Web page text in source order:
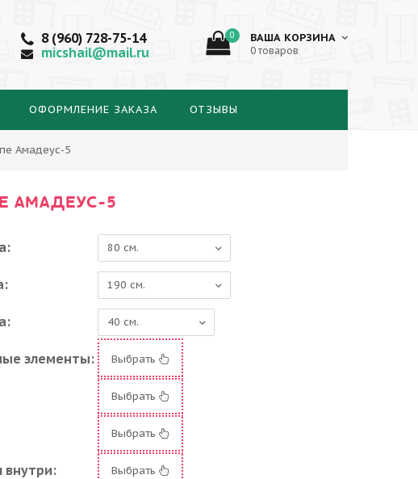
8 (960) 728-75-14
micshail@mail.ru
0 ВАША КОРЗИНА
0 товаров
ОФОРМЛЕНИЕ ЗАКАЗА ОТЗЫВЫ
Амадеус-5
АМАДЕУС-5
элементы: Выбрать
Выбрать
Выбрать
внутри: Выбрать